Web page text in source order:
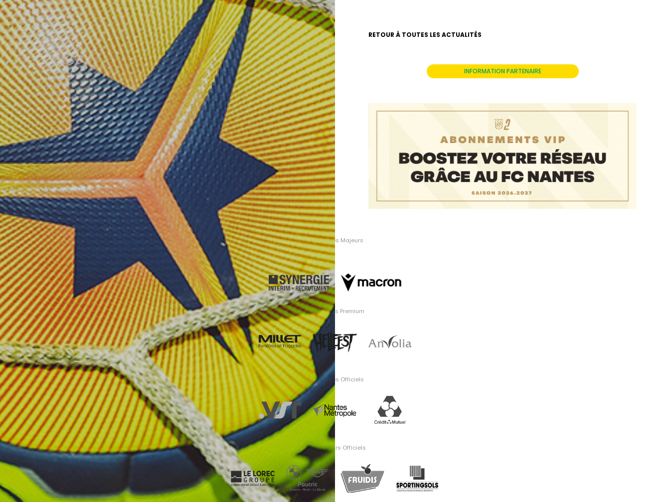
RETOUR À TOUTES LES ACTUALITÉS
INFORMATION PARTENAIRE
Partenaires Majeurs
Partenaires Premium
Partenaires Officiels
Fournisseurs Officiels